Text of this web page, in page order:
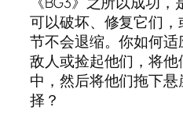
可以破坏、修复它们
节不会退缩。你如何
敌人或捡起他们，将
中，然后将他们拖下
择？